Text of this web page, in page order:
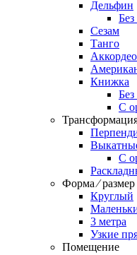
Дельфин
Сезам
Танго
Книжка
С
С
Форма ⁄
Круглый
3 метра
Узкие
Помещение